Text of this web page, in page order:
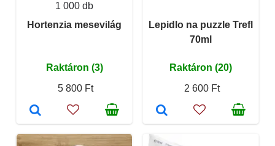
1 000 db
Hortenzia mesevilág
Raktáron (3)
5 800 Ft
Lepidlo na puzzle Trefl
70ml
Raktáron (20)
2 600 Ft